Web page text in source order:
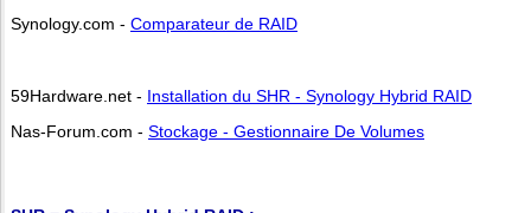
Synology.com - Comparateur de RAID
59Hardware.net - Installation du SHR - Synology Hybrid RAID
Nas-Forum.com - Stockage - Gestionnaire De Volumes